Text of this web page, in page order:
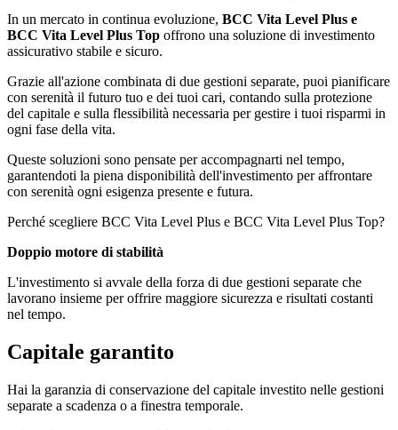
In un mercato in continua evoluzione, BCC Vita Level Plus e
BCC Vita Level Plus Top offrono una soluzione di investimento
assicurativo stabile e sicuro.
Grazie all'azione combinata di due gestioni separate, puoi pianificare
con serenità il futuro tuo e dei tuoi cari, contando sulla protezione
del capitale e sulla flessibilità necessaria per gestire i tuoi risparmi in
ogni fase della vita.
Queste soluzioni sono pensate per accompagnarti nel tempo,
garantendoti la piena disponibilità dell'investimento per affrontare
con serenità ogni esigenza presente e futura.
Perché scegliere BCC Vita Level Plus e BCC Vita Level Plus Top?
Doppio motore di stabilità
L'investimento si avvale della forza di due gestioni separate che
lavorano insieme per offrire maggiore sicurezza e risultati costanti
nel tempo.
Capitale garantito
Hai la garanzia di conservazione del capitale investito nelle gestioni
separate a scadenza o a finestra temporale.